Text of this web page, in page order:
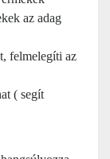
az adag
felmelegíti az
( segít